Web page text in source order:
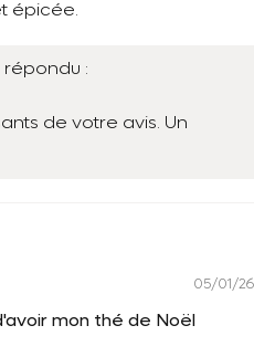
épicée.
répondu :
de votre avis. Un
05/01/26
mon thé de Noël